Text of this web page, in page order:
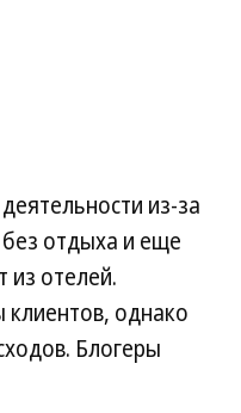
из-за
без отдыха и еще
из отелей.
клиентов, однако
Блогеры